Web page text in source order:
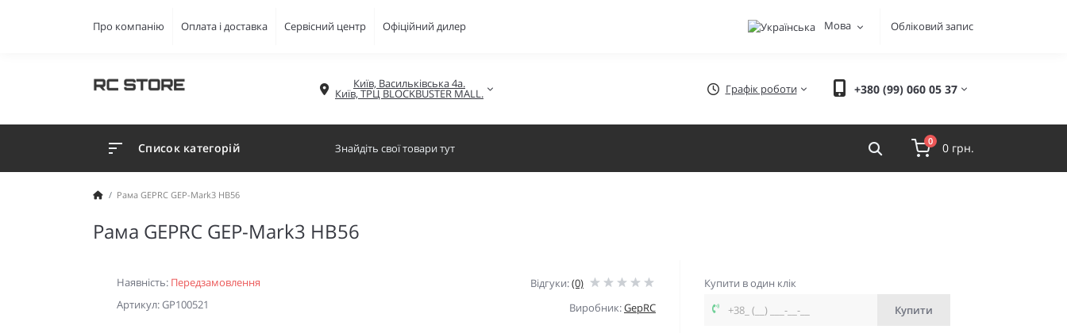
Про компанію Оплата і доставка Сервісний центр Офіційний дилер Мова Обліковий запис
Київ, Васильківська 4а.
Київ, ТРЦ BLOCKBUSTER MALL. Графік роботи +380 (99) 060 05 37
Список категорій 0 0 грн.
Рама GEPRC GEP-Mark3 HB56
Рама GEPRC GEP-Mark3 HB56
Наявність: Передзамовлення
Артикул: GP100521
Відгуки:(0)
Виробник:GepRC
Купити в один клік
Купити